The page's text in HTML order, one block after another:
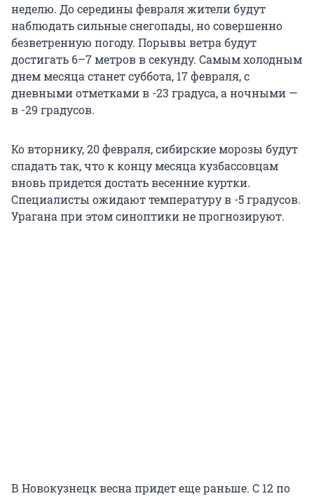
неделю. До середины февраля жители будут
наблюдать сильные снегопады, но совершенно
безветренную погоду. Порывы ветра будут
достигать 6–7 метров в секунду. Самым холодным
днем месяца станет суббота, 17 февраля, с
дневными отметками в -23 градуса, а ночными —
в -29 градусов.
Ко вторнику, 20 февраля, сибирские морозы будут
спадать так, что к концу месяца кузбассовцам
вновь придется достать весенние куртки.
Специалисты ожидают температуру в -5 градусов.
Урагана при этом синоптики не прогнозируют.
В Новокузнецк весна придет еще раньше. С 12 по